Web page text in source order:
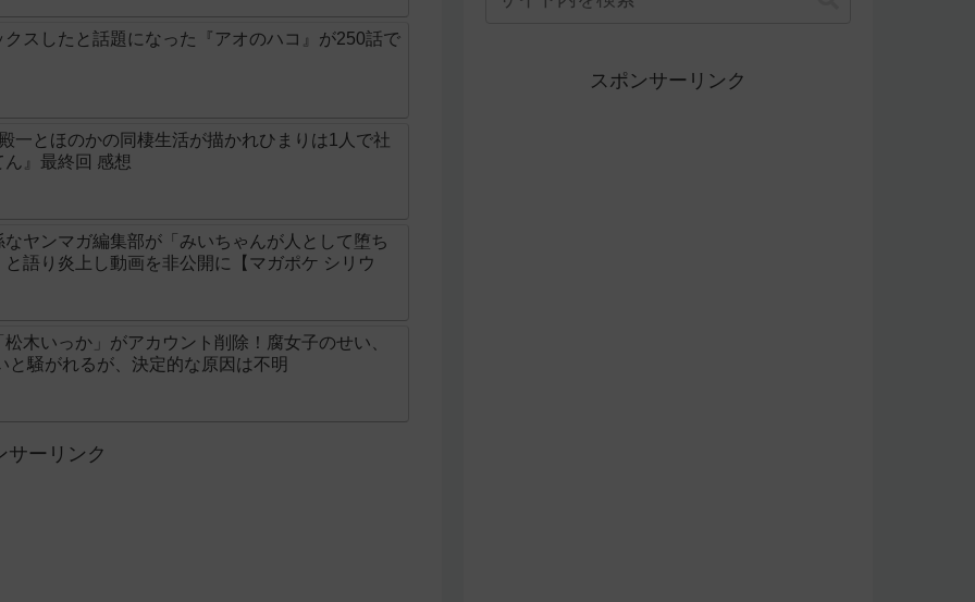
スしたと話題になった『アオのハコ』が250話で
一とほのかの同棲生活が描かれひまりは1人で社
』最終回 感想
ヤンマガ編集部が「みいちゃんが人として堕ち
語り炎上し動画を非公開に【マガポケ シリウ
木いっか」がアカウント削除！腐女子のせい、
と騒がれるが、決定的な原因は不明
サーリンク
スポンサーリンク